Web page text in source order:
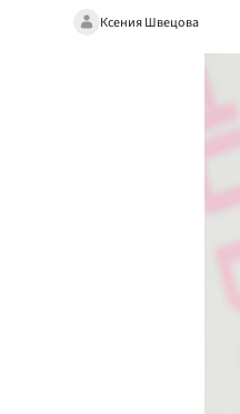
Ксения Швецова